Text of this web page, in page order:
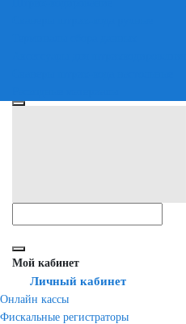
Мой кабинет
Личный кабинет
Онлайн кассы
Фискальные регистраторы